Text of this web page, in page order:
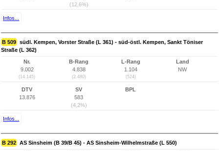
(12,6%)
Infos...
B 509 südl. Kempen, Vorster Straße (L 361) - süd-östl. Kempen, Sankt Töniser
Straße (L 362)
Nr.
9.002
(14.145)
B-Rang
4.838
(2.480)
L-Rang
1.104
(524)
Land
NW
DTV
13.876
SV
583
(4,2%)
BPL
Infos...
B 292 AS Sinsheim (B 39/B 45) - AS Sinsheim-Wilhelmstraße (L 550)